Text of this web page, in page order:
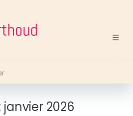
janvier 2026